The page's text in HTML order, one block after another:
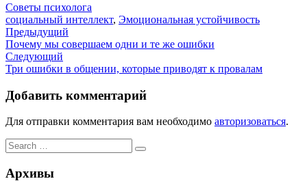
Советы психолога
социальный интеллект, Эмоциональная устойчивость
Навигация
по
записям
Предыдущий
Почему мы совершаем одни и те же ошибки
Следующий
Три ошибки в общении, которые приводят к провалам
Добавить комментарий
Для отправки комментария вам необходимо авторизоваться.
Search
for:
Search
Архивы